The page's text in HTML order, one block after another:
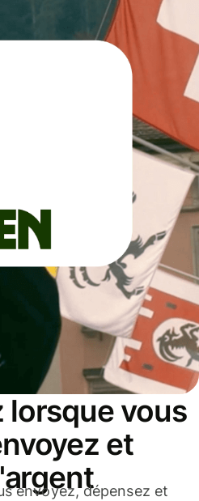
lorsque vous
et
envoyez, dépensez et